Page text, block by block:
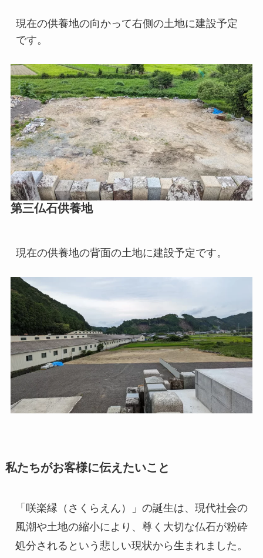
現在の供養地の向かって右側の土地に建設予定
です。
第三仏石供養地
現在の供養地の背面の土地に建設予定です。
私たちがお客様に伝えたいこと
「咲楽縁（さくらえん）」の誕生は、現代社会の
風潮や土地の縮小により、尊く大切な仏石が粉砕
処分されるという悲しい現状から生まれました。